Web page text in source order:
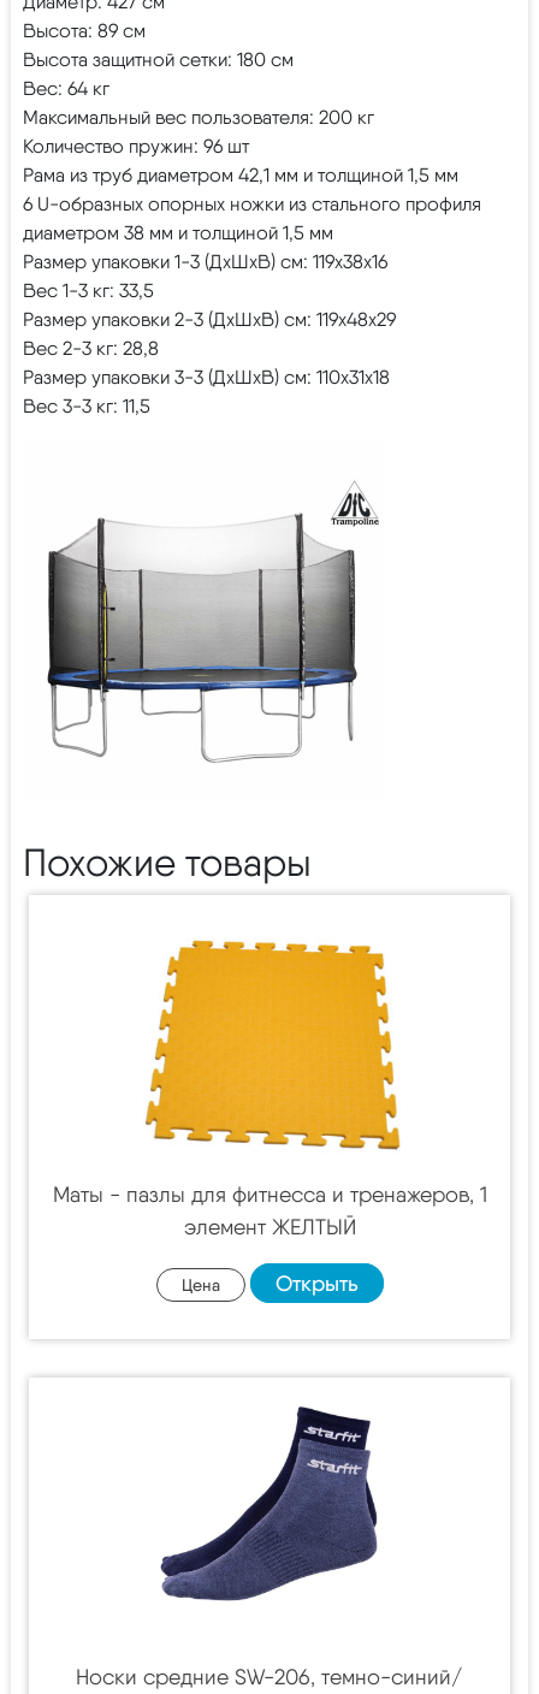
Высота: 89 см
Высота защитной сетки: 180 см
Вес: 64 кг
Максимальный вес пользователя: 200 кг
Количество пружин: 96 шт
Рама из труб диаметром 42,1 мм и толщиной 1,5 мм
6 U-образных опорных ножки из стального профиля
диаметром 38 мм и толщиной 1,5 мм
Размер упаковки 1-3 (ДхШхВ) см: 119х38х16
Вес 1-3 кг: 33,5
Размер упаковки 2-3 (ДхШхВ) см: 119х48х29
Вес 2-3 кг: 28,8
Размер упаковки 3-3 (ДхШхВ) см: 110х31х18
Вес 3-3 кг: 11,5
Похожие товары
Маты - пазлы для фитнесса и тренажеров, 1
элемент ЖЕЛТЫЙ
Цена Открыть
Носки средние SW-206, темно-синий/